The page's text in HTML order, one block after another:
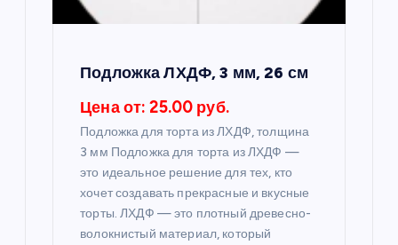
Подложка ЛХДФ, 3 мм, 26 см
Цена от: 25.00 руб.
Подложка для торта из ЛХДФ, толщина
3 мм Подложка для торта из ЛХДФ —
это идеальное решение для тех, кто
хочет создавать прекрасные и вкусные
торты. ЛХДФ — это плотный древесно-
волокнистый материал, который